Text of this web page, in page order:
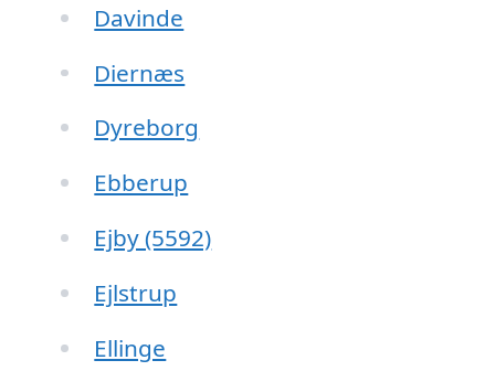
Davinde
Diernæs
Dyreborg
Ebberup
Ejby (5592)
Ejlstrup
Ellinge